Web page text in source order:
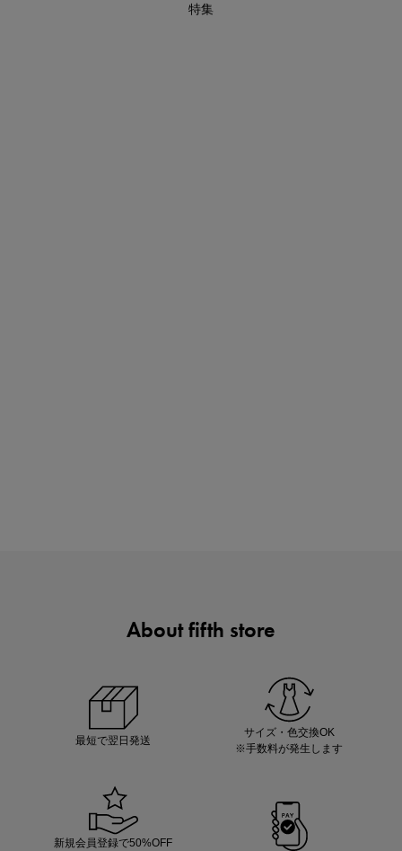
特集
About fifth store
最短で翌日発送
サイズ・色交換OK
※手数料が発生します
新規会員登録で50%OFF